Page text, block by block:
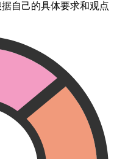
自己的具体要求和观点